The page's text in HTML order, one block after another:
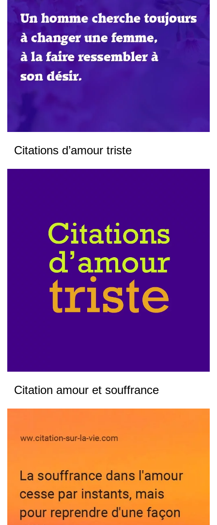
Citations d’amour triste
Citation amour et souffrance